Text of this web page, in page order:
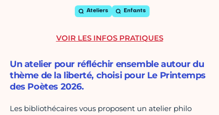
Ateliers Enfants
Un atelier pour réfléchir ensemble autour du
thème de la liberté, choisi pour Le Printemps
des Poètes 2026.
Les bibliothécaires vous proposent un atelier philo
VOIR LES INFOS PRATIQUES